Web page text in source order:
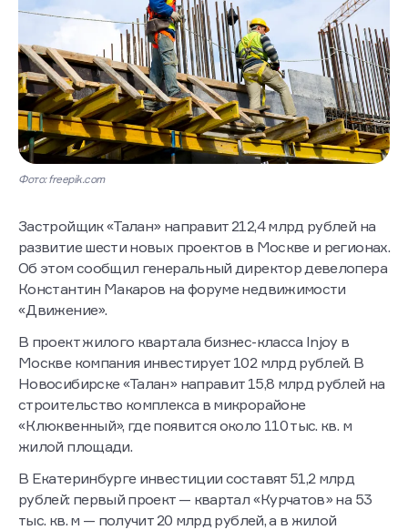
Фото: freepik.com
Застройщик «Талан» направит 212,4 млрд рублей на
развитие шести новых проектов в Москве и регионах.
Об этом сообщил генеральный директор девелопера
Константин Макаров на форуме недвижимости
«Движение».
В проект жилого квартала бизнес-класса Injoy в
Москве компания инвестирует 102 млрд рублей. В
Новосибирске «Талан» направит 15,8 млрд рублей на
строительство комплекса в микрорайоне
«Клюквенный», где появится около 110 тыс. кв. м
жилой площади.
В Екатеринбурге инвестиции составят 51,2 млрд
рублей: первый проект — квартал «Курчатов» на 53
тыс. кв. м — получит 20 млрд рублей, а в жилой